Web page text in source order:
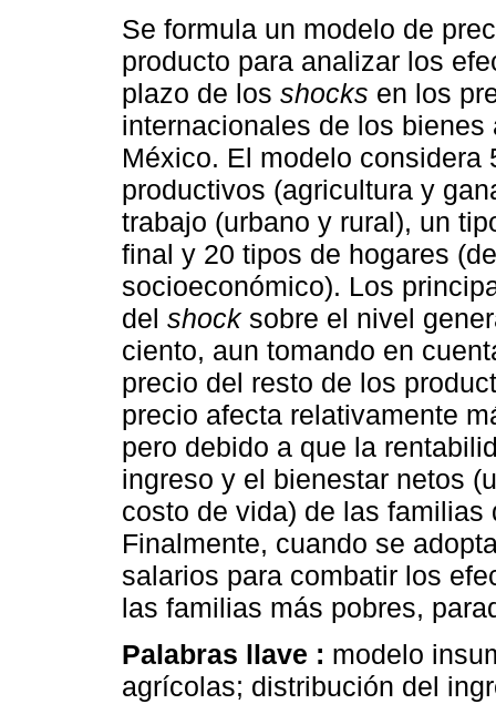
Se formula un modelo de
producto para analizar los
plazo de los shocks en los
internacionales de los bienes
México. El modelo considera
productivos (agricultura y
trabajo (urbano y rural), un
final y 20 tipos de hogares
socioeconómico). Los
del shocksobre el nivel
ciento, aun tomando en
precio del resto de los
precio afecta relativamente
pero debido a que la
ingreso y el bienestar netos
costo de vida) de las
Finalmente, cuando se
salarios para combatir los
las familias más pobres,
Palabras llave : modelo
agrícolas; distribución del